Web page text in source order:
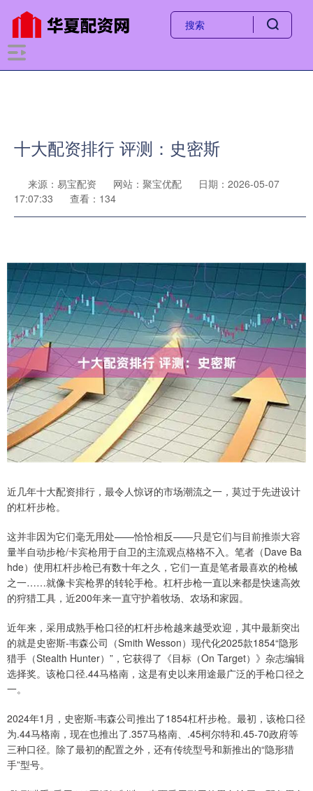
十大配资排行 评测：史密斯
来源：易宝配资 网站：聚宝优配
日期：2026-05-07
17:07:33
查看：134
近几年十大配资排行，最令人惊讶的市场潮流之一，莫过于先进设计
的杠杆步枪。
这并非因为它们毫无用处——恰恰相反——只是它们与目前推崇大容
量半自动步枪/卡宾枪用于自卫的主流观点格格不入。笔者（Dave Ba
hde）使用杠杆步枪已有数十年之久，它们一直是笔者最喜欢的枪械
之一……就像卡宾枪界的转轮手枪。杠杆步枪一直以来都是快速高效
的狩猎工具，近200年来一直守护着牧场、农场和家园。
近年来，采用成熟手枪口径的杠杆步枪越来越受欢迎，其中最新突出
的就是史密斯-韦森公司（Smith Wesson）现代化2025款1854“隐形
猎手（Stealth Hunter）”，它获得了《目标（On Target）》杂志编辑
选择奖。该枪口径.44马格南，这是有史以来用途最广泛的手枪口径之
一。
2024年1月，史密斯-韦森公司推出了1854杠杆步枪。最初，该枪口径
为.44马格南，现在也推出了.357马格南、.45柯尔特和.45-70政府等
三种口径。除了最初的配置之外，还有传统型号和新推出的“隐形猎
手”型号。